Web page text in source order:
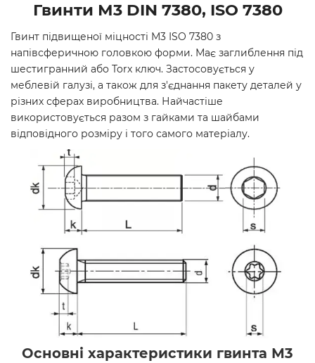
Гвинти М3 DIN 7380, ISO 7380
Гвинт підвищеної міцності М3 ISO 7380 з
напівсферичною головкою форми. Має заглиблення під
шестигранний або Torx ключ. Застосовується у
меблевій галузі, а також для з'єднання пакету деталей у
різних сферах виробництва. Найчастіше
використовується разом з гайками та шайбами
відповідного розміру і того самого матеріалу.
Основні характеристики гвинта М3